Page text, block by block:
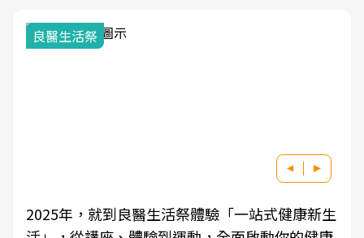
良醫生活祭
2025年，就到良醫生活祭體驗「一站式健康新生